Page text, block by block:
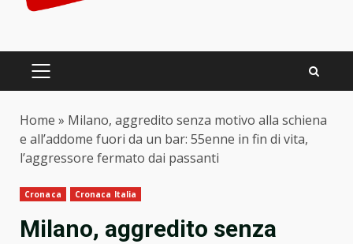
PRIMARY
Home » Milano, aggredito senza motivo alla schiena
e all’addome fuori da un bar: 55enne in fin di vita,
l’aggressore fermato dai passanti
Cronaca Cronaca Italia
Milano, aggredito senza